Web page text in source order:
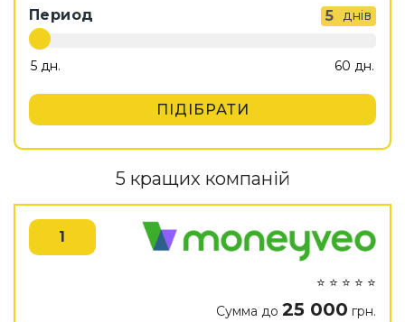
Период 5 днів
ПІДІБРАТИ
5 кращих компаній
1
⭐ ⭐ ⭐ ⭐ ⭐
Сумма до 25 000 грн.